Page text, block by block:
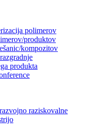
polimerov
produktov
kompozitov
produkta
raziskovalne